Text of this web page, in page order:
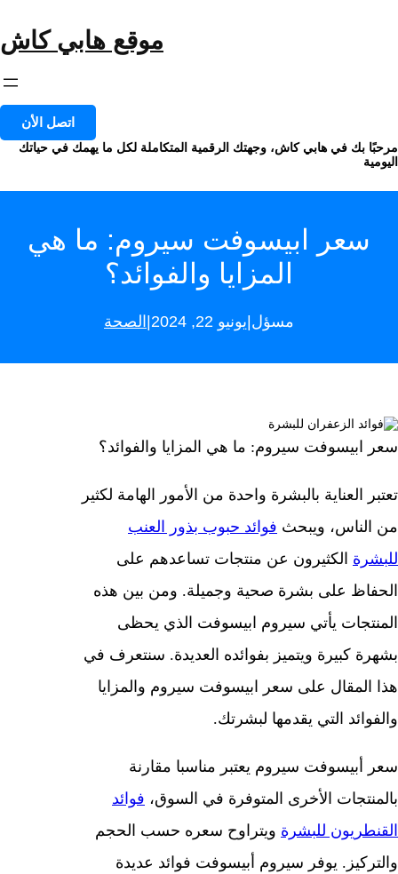
موقع هابي كاش
اتصل الأن
مرحبًا بك في هابي كاش، وجهتك الرقمية المتكاملة لكل ما يهمك في حياتك
اليومية
سعر ابيسوفت سيروم: ما هي
المزايا والفوائد؟
مسؤل|يونيو 22, 2024 | الصحة
سعر ابيسوفت سيروم: ما هي المزايا والفوائد؟
تعتبر العناية بالبشرة واحدة من الأمور الهامة لكثير
من الناس، ويبحث فوائد حبوب بذور العنب
للبشرة الكثيرون عن منتجات تساعدهم على
الحفاظ على بشرة صحية وجميلة. ومن بين هذه
المنتجات يأتي سيروم ابيسوفت الذي يحظى
بشهرة كبيرة ويتميز بفوائده العديدة. سنتعرف في
هذا المقال على سعر ابيسوفت سيروم والمزايا
والفوائد التي يقدمها لبشرتك.
سعر أبيسوفت سيروم يعتبر مناسبا مقارنة
بالمنتجات الأخرى المتوفرة في السوق، فوائد
القنطريون للبشرة ويتراوح سعره حسب الحجم
والتركيز. يوفر سيروم أبيسوفت فوائد عديدة